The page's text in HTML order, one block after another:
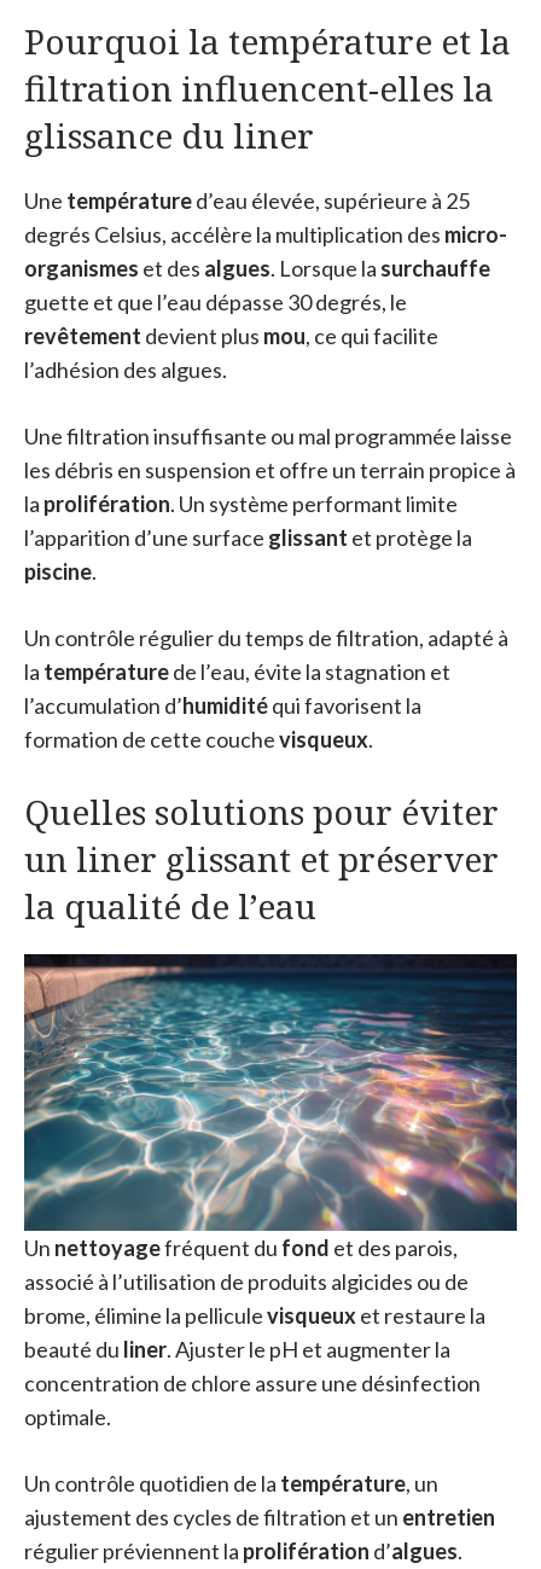
Pourquoi la température et la
filtration influencent-elles la
glissance du liner
Une températured’eau élevée, supérieure à 25
degrés Celsius, accélère la multiplication des micro-
organismes et des algues. Lorsque la surchauffe
guette et que l’eau dépasse 30 degrés, le
revêtement devient plus mou, ce qui facilite
l’adhésion des algues.
Une filtration insuffisante ou mal programmée laisse
les débris en suspension et offre un terrain propice à
la prolifération. Un système performant limite
l’apparition d’une surface glissant et protège la
piscine.
Un contrôle régulier du temps de filtration, adapté à
la températurede l’eau, évite la stagnation et
l’accumulation d’humiditéqui favorisent la
formation de cette couchevisqueux.
Quelles solutions pour éviter
un liner glissant et préserver
la qualité de l’eau
Un nettoyagefréquent du fond et des parois,
associé à l’utilisation de produits algicides ou de
brome, élimine la pelliculevisqueux et restaure la
beauté du liner. Ajuster le pH et augmenter la
concentration de chlore assure une désinfection
optimale.
Un contrôle quotidien de la température, un
ajustement des cycles de filtration et un entretien
régulier préviennent la prolifération d’algues.